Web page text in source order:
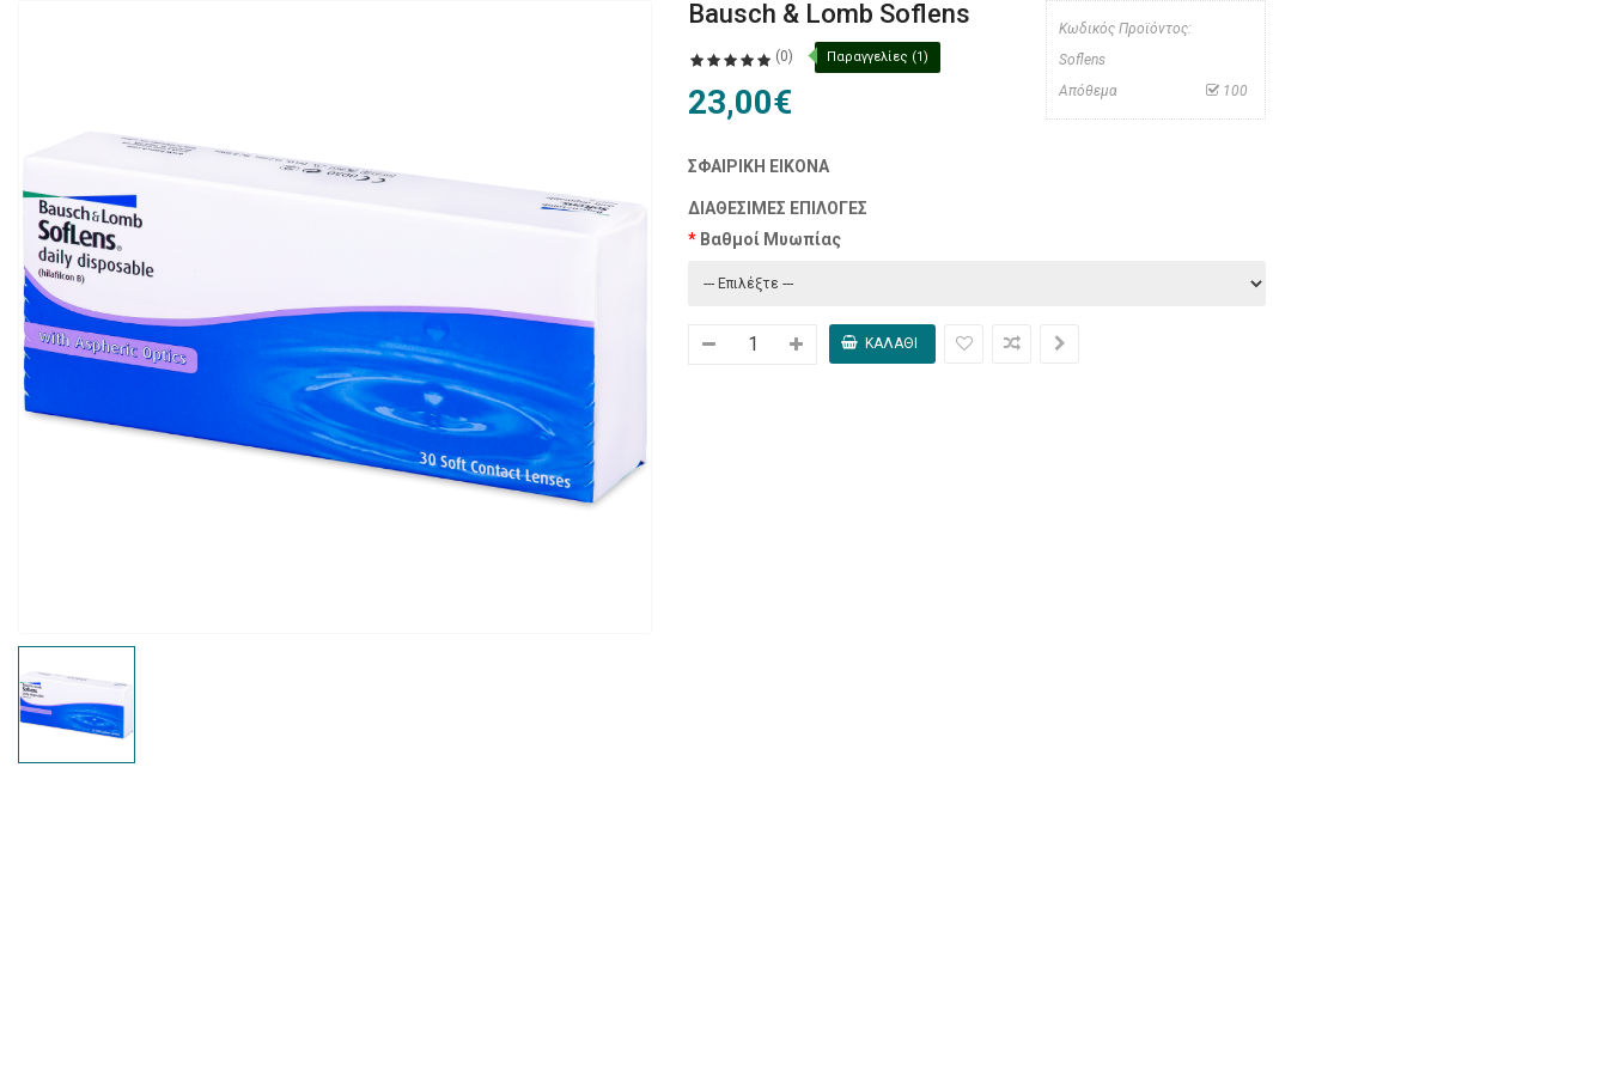
Bausch & Lomb Soflens
(0) Παραγγελίες (1)
23,00€
Κωδικός Προϊόντος:
Soflens
Απόθεμα
100
ΣΦΑΙΡΙΚΉ ΕΙΚΌΝΑ
ΔΙΑΘΈΣΙΜΕΣ ΕΠΙΛΟΓΈΣ
Βαθμοί Μυωπίας